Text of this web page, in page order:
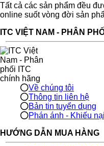
Tất cả các sản phẩm đều
online suốt vòng đời sản
ITC VIỆT NAM - PHÂN
Về chúng tôi
Thông tin liên hệ
Bản tin tuyển dụng
Phán ánh - Khiếu nại
HƯỚNG DẪN MUA HÀNG